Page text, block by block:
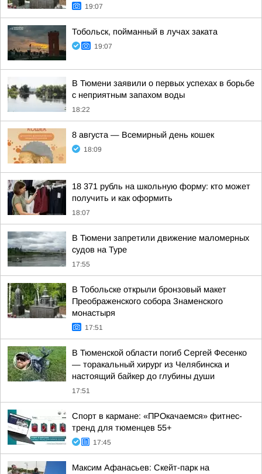
19:07
Тобольск, пойманный в лучах заката
19:07
В Тюмени заявили о первых успехах в борьбе
с неприятным запахом воды
18:22
8 августа — Всемирный день кошек
18:09
18 371 рубль на школьную форму: кто может
получить и как оформить
18:07
В Тюмени запретили движение маломерных
судов на Туре
17:55
В Тобольске открыли бронзовый макет
Преображенского собора Знаменского
монастыря
17:51
В Тюменской области погиб Сергей Фесенко
— торакальный хирург из Челябинска и
настоящий байкер до глубины души
17:51
Спорт в кармане: «ПРОкачаемся» фитнес-
тренд для тюменцев 55+
17:45
Максим Афанасьев: Скейт-парк на